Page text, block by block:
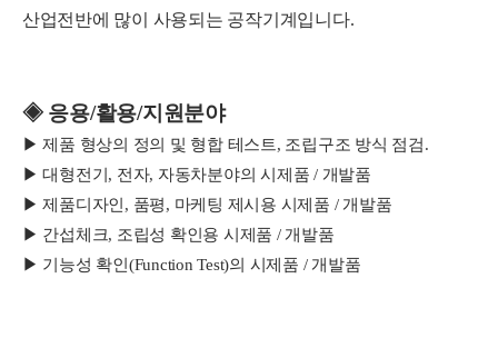
산업전반에 많이 사용되는 공작기계입니다.
◈ 응용/활용/지원분야
▶ 제품 형상의 정의 및 형합 테스트, 조립구조 방식 점검.
▶ 대형전기, 전자, 자동차분야의 시제품 / 개발품
▶ 제품디자인, 품평, 마케팅 제시용 시제품 / 개발품
▶ 간섭체크, 조립성 확인용 시제품 / 개발품
▶ 기능성 확인(Function Test)의 시제품 / 개발품